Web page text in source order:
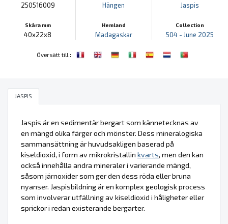
250516009
Skära mm
40x22x8
Hängen
Hemland
Madagaskar
Jaspis
Collection
504 - June 2025
Översätt till :
JASPIS
Jaspis är en sedimentär bergart som kännetecknas av
en mängd olika färger och mönster. Dess mineralogiska
sammansättning är huvudsakligen baserad på
kiseldioxid, i form av mikrokristallin kvarts, men den kan
också innehålla andra mineraler i varierande mängd,
såsom järnoxider som ger den dess röda eller bruna
nyanser. Jaspisbildning är en komplex geologisk process
som involverar utfällning av kiseldioxid i håligheter eller
sprickor i redan existerande bergarter.